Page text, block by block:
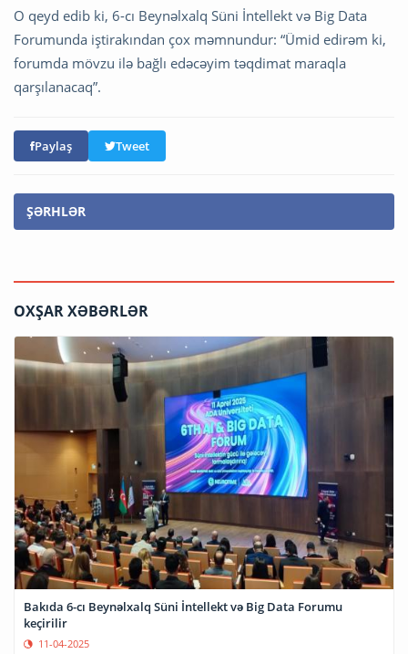
O qeyd edib ki, 6-cı Beynəlxalq Süni İntellekt və Big Data
Forumunda iştirakından çox məmnundur: “Ümid edirəm ki,
forumda mövzu ilə bağlı edəcəyim təqdimat maraqla
qarşılanacaq”.
Paylaş Tweet
ŞƏRHLƏR
OXŞAR XƏBƏRLƏR
Bakıda 6-cı Beynəlxalq Süni İntellekt və Big Data Forumu
keçirilir
11-04-2025